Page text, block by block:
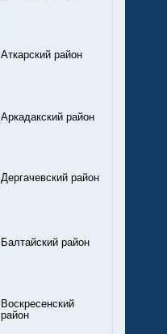
Аткарский район
Аркадакский район
Дергачевский район
Балтайский район
Воскресенский
район